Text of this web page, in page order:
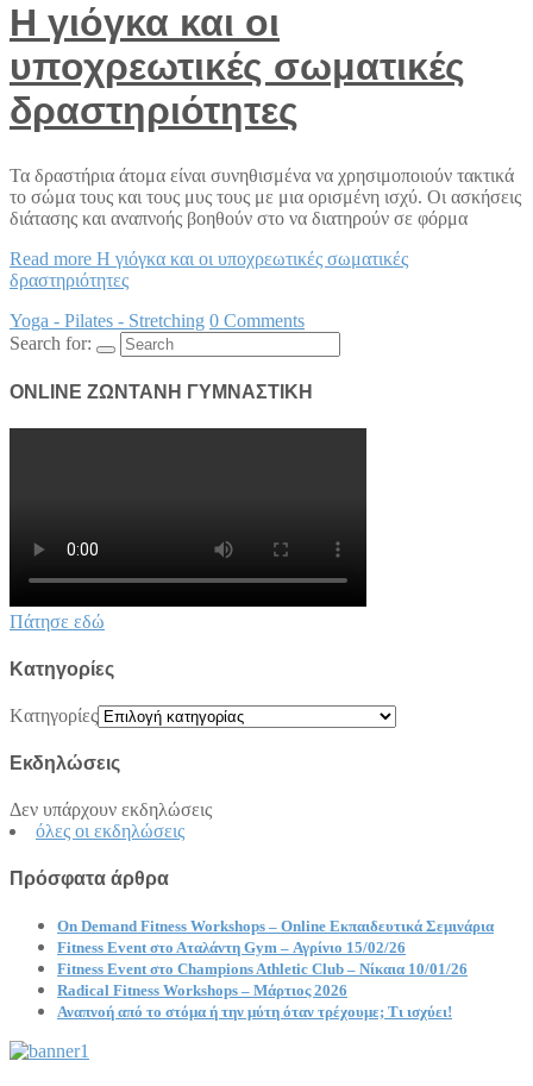
H γιόγκα και οι
υποχρεωτικές σωματικές
δραστηριότητες
Τα δραστήρια άτομα είναι συνηθισμένα να χρησιμοποιούν τακτικά
το σώμα τους και τους μυς τους με μια ορισμένη ισχύ. Οι ασκήσεις
διάτασης και αναπνοής βοηθούν στο να διατηρούν σε φόρμα
Read more H γιόγκα και οι υποχρεωτικές σωματικές
δραστηριότητες
Yoga - Pilates - Stretching 0 Comments
Search for:
ONLINE ΖΩΝΤΑΝΗ ΓΥΜΝΑΣΤΙΚΗ
Πάτησε εδώ
Kατηγορίες
Kατηγορίες
Εκδηλώσεις
Δεν υπάρχουν εκδηλώσεις
όλες οι εκδηλώσεις
Πρόσφατα άρθρα
On Demand Fitness Workshops – Online Εκπαιδευτικά Σεμινάρια
Fitness Event στο Αταλάντη Gym – Αγρίνιο 15/02/26
Fitness Event στο Champions Athletic Club – Νίκαια 10/01/26
Radical Fitness Workshops – Μάρτιος 2026
Αναπνοή από το στόμα ή την μύτη όταν τρέχουμε; Τι ισχύει!